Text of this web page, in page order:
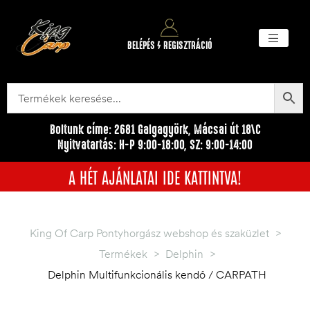
BELÉPÉS / REGISZTRÁCIÓ
Boltunk címe: 2681 Galgagyörk, Mácsai út 18\C
Nyitvatartás: H-P 9:00-18:00, SZ: 9:00-14:00
A HÉT AJÁNLATAI IDE KATTINTVA!
King Of Carp Pontyhorgász webshop és szaküzlet >
Termékek > Delphin >
Delphin Multifunkcionális kendő / CARPATH